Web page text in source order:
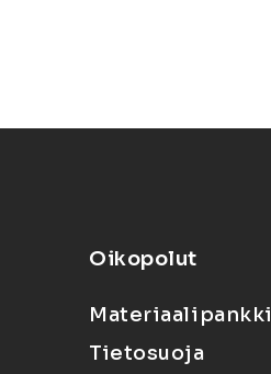
Oikopolut
Materiaalipankki
Tietosuoja